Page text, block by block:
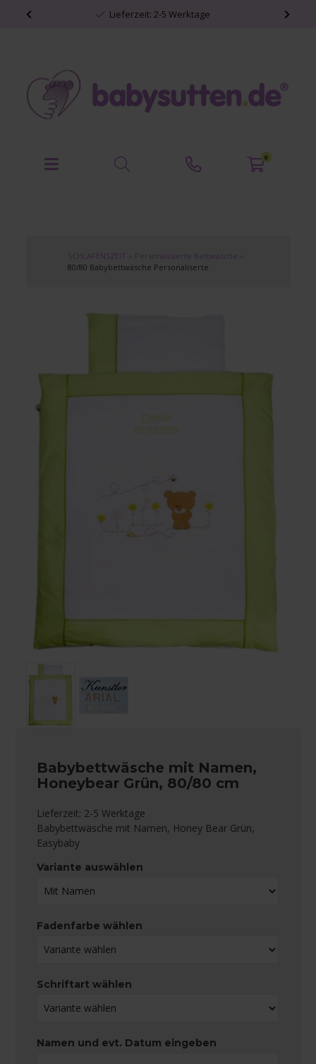
Lieferzeit: 2-5 Werktage
0
SCHLAFENSZEIT Personalisierte Bettwäsche
80/80 Babybettwäsche Personaliserte
Babybettwäsche mit Namen,
Honeybear Grün, 80/80 cm
Lieferzeit: 2-5 Werktage
Babybettwäsche mit Namen, Honey Bear Grün,
Easybaby
Variante auswählen
Fadenfarbe wählen
Schriftart wählen
Namen und evt. Datum eingeben